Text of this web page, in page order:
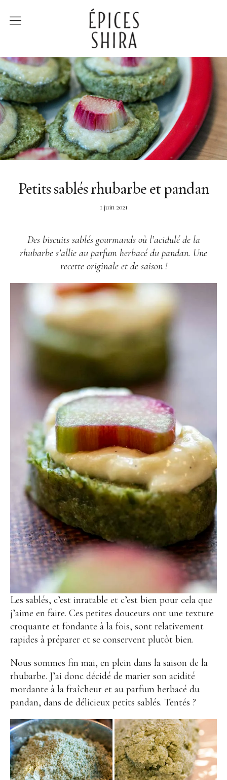
Épices Shira
Revenir à la boutique
Recettes
À la rencontre des
producteurs
Lumière sur…
Petits sablés rhubarbe et pandan
1 juin 2021
Des biscuits sablés gourmands où l’acidulé de la
rhubarbe s’allie au parfum herbacé du pandan. Une
recette originale et de saison !
Les sablés, c’est inratable et c’est bien pour cela que
j’aime en faire. Ces petites douceurs ont une texture
croquante et fondante à la fois, sont relativement
rapides à préparer et se conservent plutôt bien.
Nous sommes fin mai, en plein dans la saison de la
rhubarbe. J’ai donc décidé de marier son acidité
mordante à la fraîcheur et au parfum herbacé du
pandan, dans de délicieux petits sablés. Tentés ?